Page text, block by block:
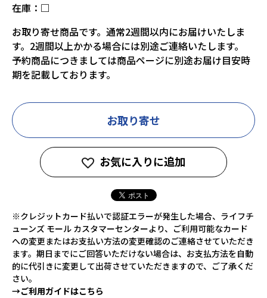
在庫： □
お取り寄せ商品です。通常2週間以内にお届けいたしま
す。2週間以上かかる場合には別途ご連絡いたします。
予約商品につきましては商品ページに別途お届け目安時
期を記載しております。
お取り寄せ
お気に入りに追加
※クレジットカード払いで認証エラーが発生した場合、ライフチ
ューンズ モール カスタマーセンターより、ご利用可能なカード
への変更またはお支払い方法の変更確認のご連絡させていただき
ます。期日までにご回答いただけない場合は、お支払方法を自動
的に代引きに変更して出荷させていただきますので、ご了承くだ
さい。
→ご利用ガイドはこちら